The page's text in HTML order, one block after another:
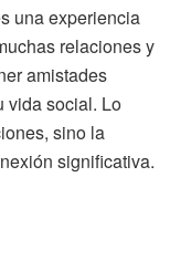
una experiencia
relaciones y
amistades
vida social. Lo
sino la
significativa.